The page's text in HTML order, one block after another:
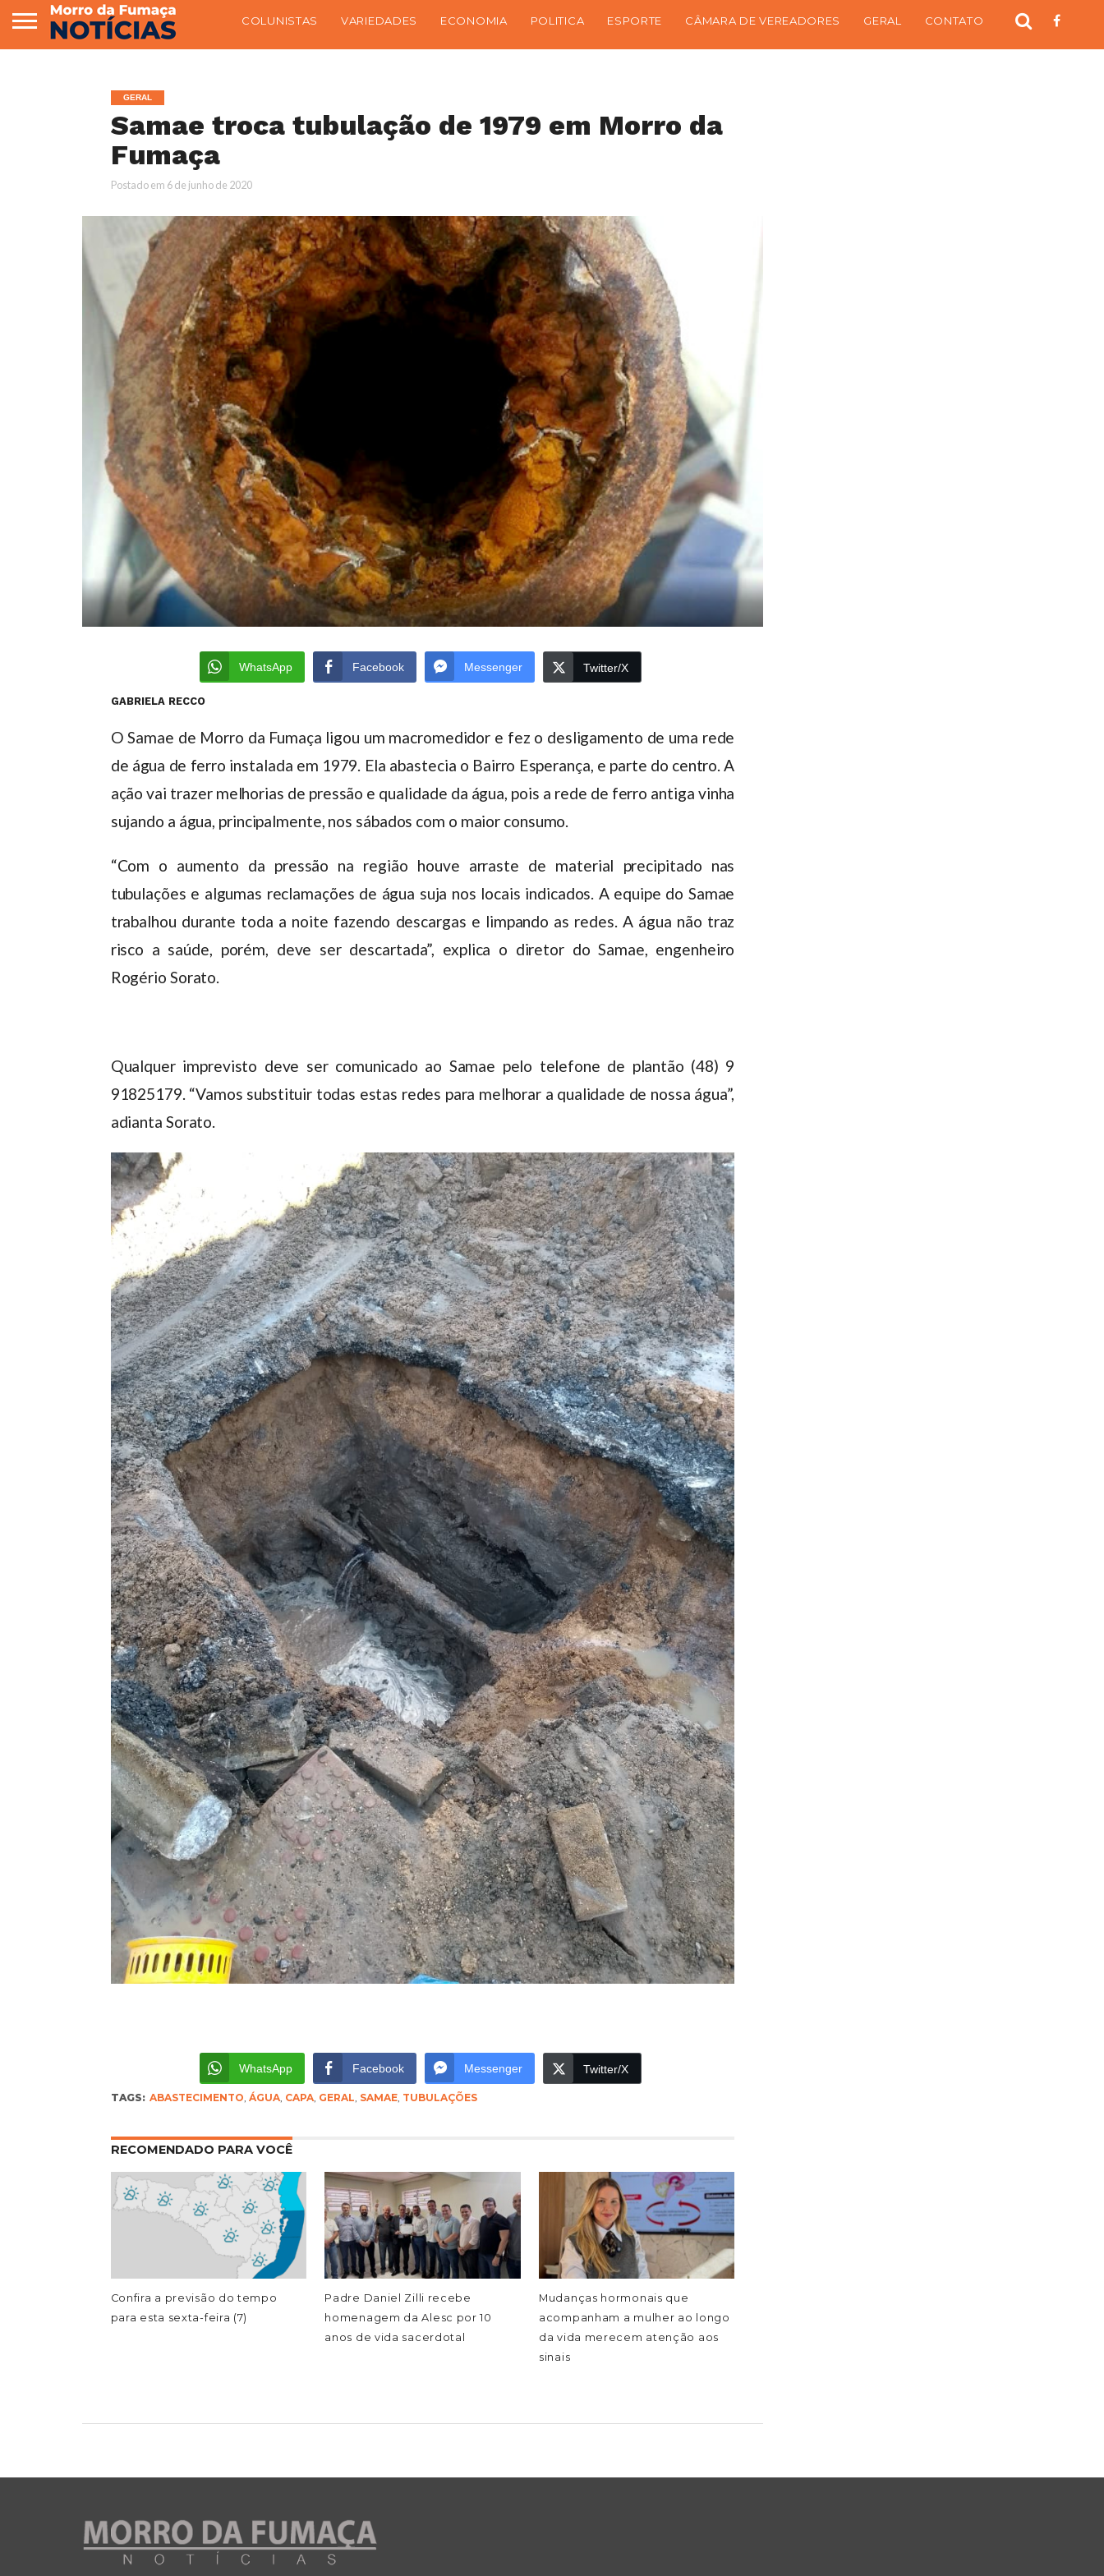
COLUNISTAS VARIEDADES ECONOMIA POLITICA ESPORTE CÂMARA DE VEREADORES GERAL CONTATO
GERAL
Samae troca tubulação de 1979 em Morro da
Fumaça
Postado em 6 de junho de 2020
WhatsApp Facebook Messenger Twitter/X
GABRIELA RECCO
O Samae de Morro da Fumaça ligou um macromedidor e fez o desligamento de uma rede
de água de ferro instalada em 1979. Ela abastecia o Bairro Esperança, e parte do centro. A
ação vai trazer melhorias de pressão e qualidade da água, pois a rede de ferro antiga vinha
sujando a água, principalmente, nos sábados com o maior consumo.
“Com o aumento da pressão na região houve arraste de material precipitado nas
tubulações e algumas reclamações de água suja nos locais indicados. A equipe do Samae
trabalhou durante toda a noite fazendo descargas e limpando as redes. A água não traz
risco a saúde, porém, deve ser descartada”, explica o diretor do Samae, engenheiro
Rogério Sorato.
Qualquer imprevisto deve ser comunicado ao Samae pelo telefone de plantão (48) 9
91825179. “Vamos substituir todas estas redes para melhorar a qualidade de nossa água”,
adianta Sorato.
WhatsApp Facebook Messenger Twitter/X
TAGS: ABASTECIMENTO, ÁGUA, CAPA, GERAL, SAMAE, TUBULAÇÕES
RECOMENDADO PARA VOCÊ
Confira a previsão do tempo
para esta sexta-feira (7)
Padre Daniel Zilli recebe
homenagem da Alesc por 10
anos de vida sacerdotal
Mudanças hormonais que
acompanham a mulher ao longo
da vida merecem atenção aos
sinais